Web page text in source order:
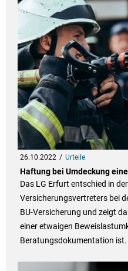
26.10.2022 Urteile
Haftung bei Umdeckung
Das LG Erfurt entschied in
Versicherungsvertreters bei
BU-Versicherung und zeigt
einer etwaigen
Beratungsdokumentation ist.